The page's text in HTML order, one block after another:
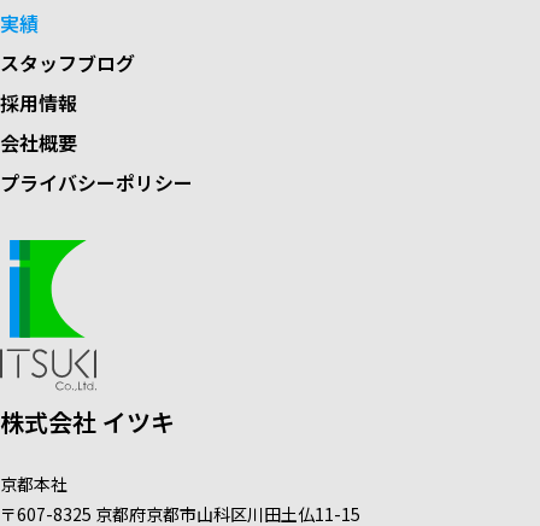
実績
スタッフブログ
採用情報
会社概要
プライバシーポリシー
株式会社 イツキ
京都本社
〒607-8325 京都府京都市山科区川田土仏11-15